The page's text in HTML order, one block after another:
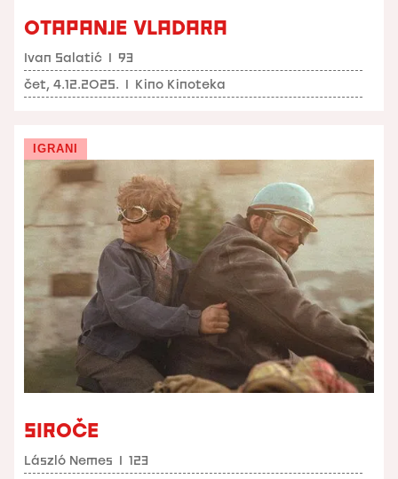
OTAPANJE VLADARA
Ivan Salatić I 93
čet, 4.12.2025. I Kino Kinoteka
IGRANI
SIROČE
László Nemes I 123